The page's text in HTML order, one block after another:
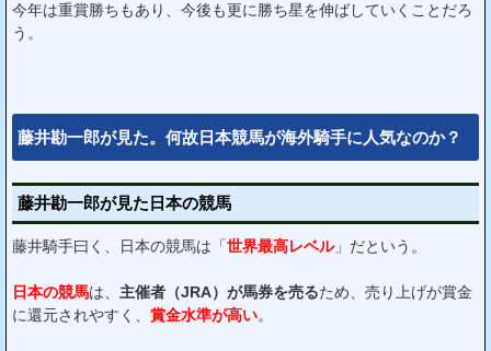
今年は重賞勝ちもあり、今後も更に勝ち星を伸ばしていくことだろ
う。
藤井勘一郎が見た。何故日本競馬が海外騎手に人気なのか？
藤井勘一郎が見た日本の競馬
藤井騎手曰く、日本の競馬は「世界最高レベル」だという。
日本の競馬は、 主催者（JRA）が馬券を売るため、売り上げが賞金
に還元されやすく、 賞金水準が高い。